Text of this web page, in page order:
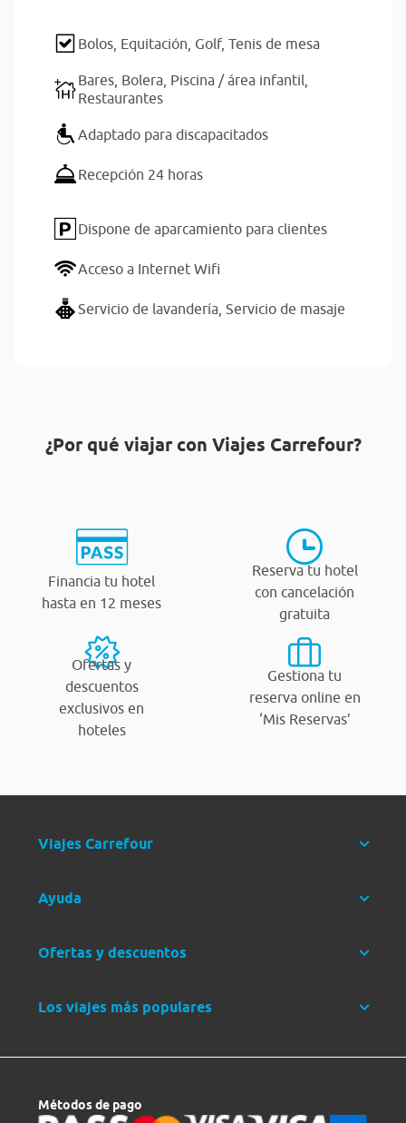
Bolos, Equitación, Golf, Tenis de mesa
Bares, Bolera, Piscina / área infantil,
Restaurantes
Adaptado para discapacitados
Recepción 24 horas
Dispone de aparcamiento para clientes
Acceso a Internet Wifi
Servicio de lavandería, Servicio de masaje
¿Por qué viajar con Viajes Carrefour?
Financia tu hotel
hasta en 12 meses
Reserva tu hotel
con cancelación
gratuita
Ofertas y
descuentos
exclusivos en
hoteles
Gestiona tu
reserva online en
‘Mis Reservas’
Viajes Carrefour
Ayuda
Ofertas y descuentos
Los viajes más populares
Métodos de pago